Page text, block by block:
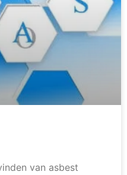
van asbest